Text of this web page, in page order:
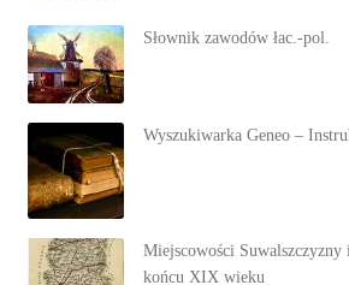
Słownik zawodów łac.-pol.
Wyszukiwarka Geneo –
Miejscowości Suwalszczyzny
końcu XIX wieku